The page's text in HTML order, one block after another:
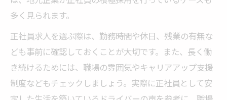
ドライバー求人で重視したい待遇とサポー
ト体制
福利厚生重視で選ぶドライバー求人のポイ
ント
多く見られます。
正社員求人を選ぶ際は、勤務時間や休日、残業の有無な
ども事前に確認しておくことが大切です。また、長く働
き続けるためには、職場の雰囲気やキャリアアップ支援
制度などもチェックしましょう。実際に正社員として安